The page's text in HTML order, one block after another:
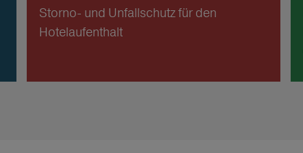
Storno- und Unfallschutz für den
Hotelaufenthalt